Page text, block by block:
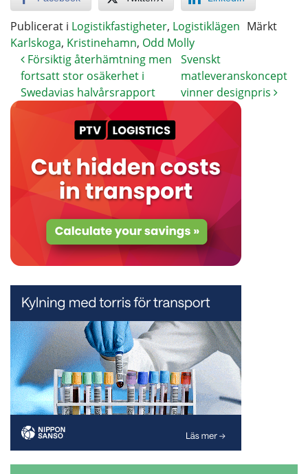
Publicerat i Logistikfastigheter, Logistiklägen Märkt
Karlskoga, Kristinehamn, Odd Molly
Försiktig återhämtning men
fortsatt stor osäkerhet i
Swedavias halvårsrapport
Svenskt
matleveranskoncept
vinner designpris